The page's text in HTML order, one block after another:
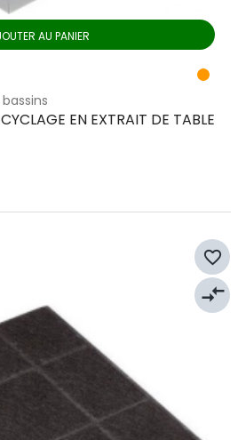
AU PANIER
EN EXTRAIT DE TABLE
favorite_border
compare_arrows